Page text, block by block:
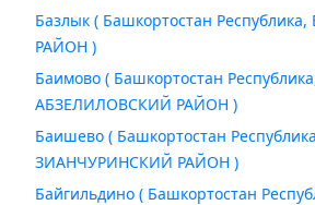
Базлык ( Башкортостан
РАЙОН )
Баимово ( Башкортостан
АБЗЕЛИЛОВСКИЙ РАЙОН )
Баишево ( Башкортостан
ЗИАНЧУРИНСКИЙ РАЙОН )
Байгильдино ( Башкортостан